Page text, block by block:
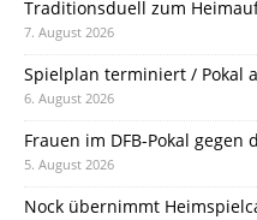
Traditionsduell zum
7. August 2026
Spielplan terminiert / Pokal
6. August 2026
Frauen im DFB-Pokal gegen
5. August 2026
Nock übernimmt